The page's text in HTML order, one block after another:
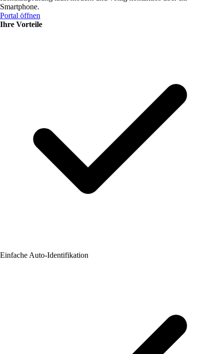
Smartphone.
Portal öffnen
Ihre Vorteile
Einfache Auto-Identifikation